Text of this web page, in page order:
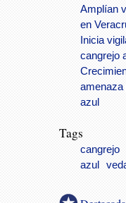
Amplían
en
Inicia
cangrejo
amenaza
azul
Tags
cangrejo
azul